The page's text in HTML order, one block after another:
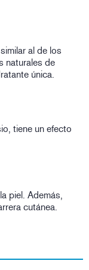
al de los
naturales de
única.
tiene un efecto
piel. Además,
cutánea.